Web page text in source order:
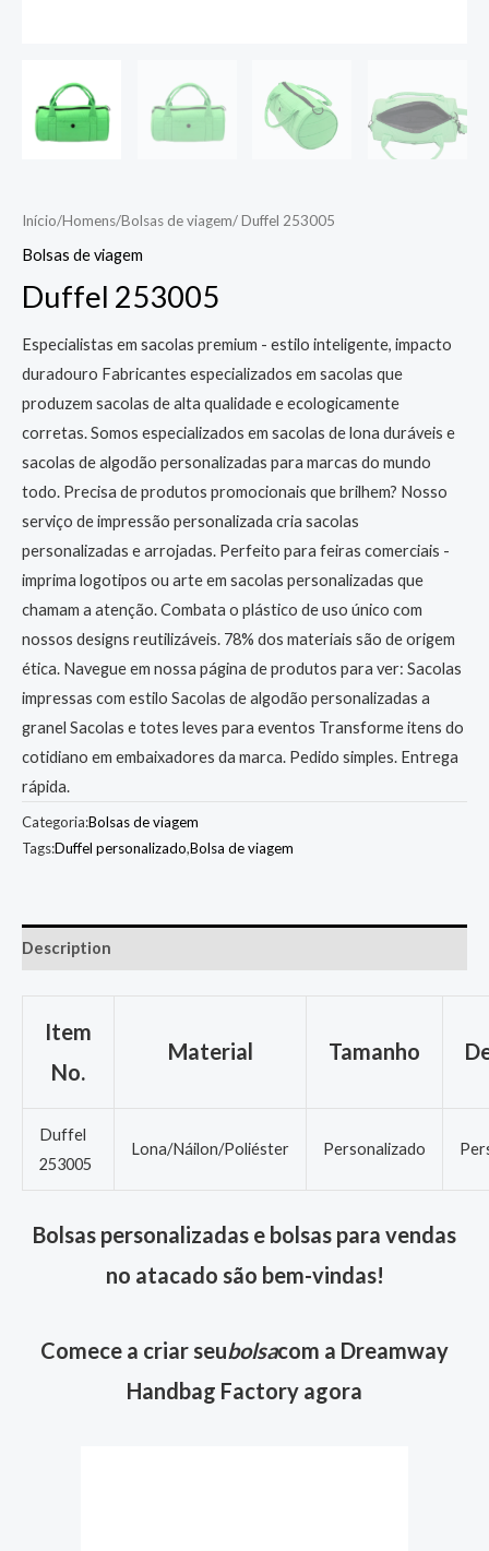
Início/Homens/Bolsas de viagem/ Duffel 253005
Bolsas de viagem
Duffel 253005
Especialistas em sacolas premium - estilo inteligente, impacto
duradouro Fabricantes especializados em sacolas que
produzem sacolas de alta qualidade e ecologicamente
corretas. Somos especializados em sacolas de lona duráveis e
sacolas de algodão personalizadas para marcas do mundo
todo. Precisa de produtos promocionais que brilhem? Nosso
serviço de impressão personalizada cria sacolas
personalizadas e arrojadas. Perfeito para feiras comerciais -
imprima logotipos ou arte em sacolas personalizadas que
chamam a atenção. Combata o plástico de uso único com
nossos designs reutilizáveis. 78% dos materiais são de origem
ética. Navegue em nossa página de produtos para ver: Sacolas
impressas com estilo Sacolas de algodão personalizadas a
granel Sacolas e totes leves para eventos Transforme itens do
cotidiano em embaixadores da marca. Pedido simples. Entrega
rápida.
Categoria:Bolsas de viagem
Tags:Duffel personalizado,Bolsa de viagem
Description
Item
No.
Material Tamanho
Duffel
253005
Lona/Náilon/Poliéster Personalizado
Bolsas personalizadas e bolsas para vendas
no atacado são bem-vindas!
Comece a criar seubolsacom a Dreamway
Handbag Factory agora